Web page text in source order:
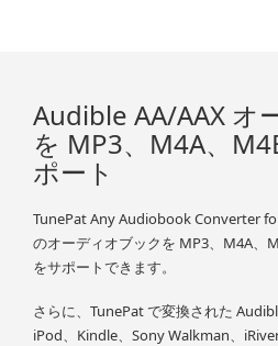
Audible AA/AAX オ
を MP3、M4A、
ポート
TunePat Any Audiobook Converter
のオーディオブックを MP3、M4A、
をサポートできます。
さらに、TunePat で変換された
iPod、Kindle、Sony Walkman、